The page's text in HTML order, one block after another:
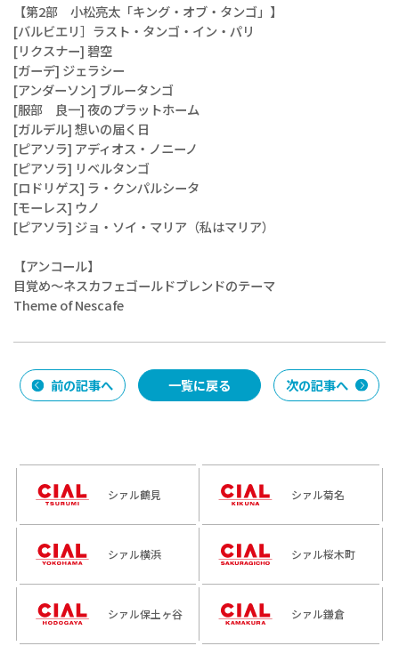
【第2部 小松亮太「キング・オブ・タンゴ」】
[バルビエリ］ラスト・タンゴ・イン・パリ
[リクスナー] 碧空
[ガーデ] ジェラシー
[アンダーソン] ブルータンゴ
[服部 良一] 夜のプラットホーム
[ガルデル] 想いの届く日
[ピアソラ] アディオス・ノニーノ
[ピアソラ] リベルタンゴ
[ロドリゲス] ラ・クンパルシータ
[モーレス] ウノ
[ピアソラ] ジョ・ソイ・マリア（私はマリア）
【アンコール】
目覚め～ネスカフェゴールドブレンドのテーマ
Theme of Nescafe
前の記事へ 次の記事へ
一覧に戻る
シァル鶴見 シァル菊名
シァル横浜 シァル桜木町
シァル保土ヶ谷 シァル鎌倉